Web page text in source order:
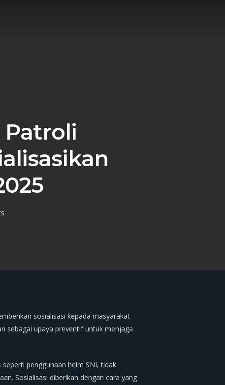
Patroli
sosialisasi kepada masyarakat
sebagai upaya preventif untuk menjaga
penggunaan helm SNI, tidak
Sosialisasi diberikan dengan cara yang